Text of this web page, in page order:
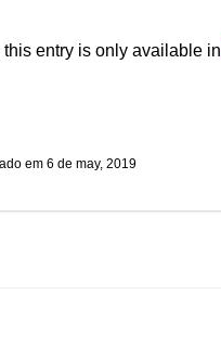
this entry is only available in
6 de may, 2019